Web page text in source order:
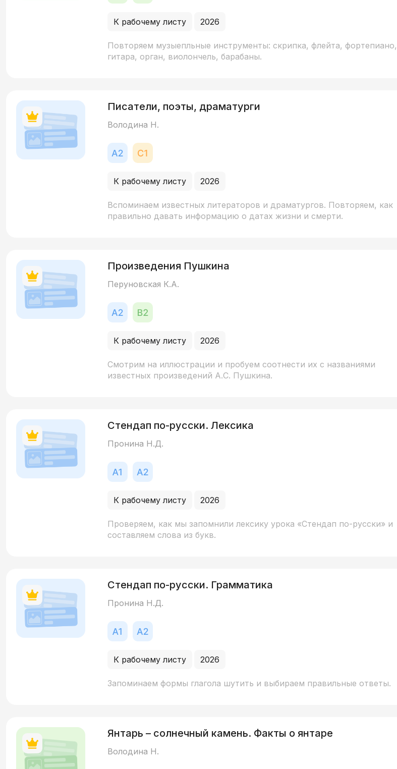
К рабочему листу 2026
Повторяем музыепльные инструменты: скрипка, флейта, фортепиано,
гитара, орган, виолончель, барабаны.
Писатели, поэты, драматурги
Володина Н.
К рабочему листу 2026
Вспоминаем известных литераторов и драматургов. Повторяем, как
правильно давать информацию о датах жизни и смерти.
Произведения Пушкина
Перуновская К.А.
К рабочему листу 2026
Смотрим на иллюстрации и пробуем соотнести их с названиями
известных произведений А.С. Пушкина.
Стендап по-русски. Лексика
Пронина Н.Д.
К рабочему листу 2026
Проверяем, как мы запомнили лексику урока «Стендап по-русски» и
составляем слова из букв.
Стендап по-русски. Грамматика
Пронина Н.Д.
К рабочему листу 2026
Запоминаем формы глагола шутить и выбираем правильные ответы.
Янтарь – солнечный камень. Факты о янтаре
Володина Н.